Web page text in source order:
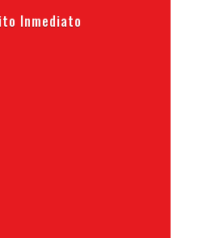
Inmediato